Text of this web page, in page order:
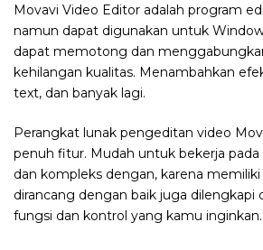
Movavi Video Editor adalah program
namun dapat digunakan untuk
dapat memotong dan
kehilangan kualitas. Menambahkan
text, dan banyak lagi.
Perangkat lunak pengeditan video
penuh fitur. Mudah untuk bekerja
dan kompleks dengan, karena memiliki
dirancang dengan baik juga dilengkapi
fungsi dan kontrol yang kamu inginkan.